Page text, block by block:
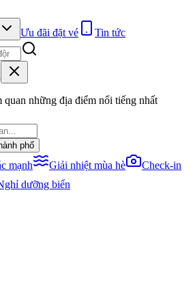
Ưu đãi đặt vé Tin tức
quan những địa điểm nổi tiếng nhất
phố
mạnh Giải nhiệt mùa hè
Check-in
dưỡng biển